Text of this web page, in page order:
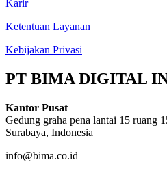
Karir
Ketentuan Layanan
Kebijakan Privasi
PT BIMA DIGITAL
Kantor Pusat
Gedung graha pena lantai 15 ruang
Surabaya, Indonesia
info@bima.co.id